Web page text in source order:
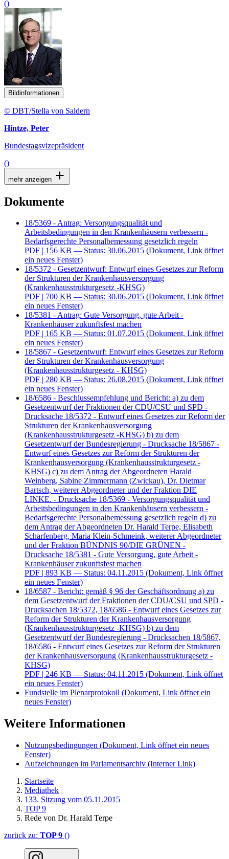
()
Bildinformationen
© DBT/Stella von Saldern
Hintze, Peter
Bundestagsvizepräsident
()
mehr anzeigen
Dokumente
18/5369 - Antrag: Versorgungsqualität und
Arbeitsbedingungen in den Krankenhäusern verbessern -
Bedarfsgerechte Personalbemessung gesetzlich regeln
PDF | 156 KB — Status: 30.06.2015 (Dokument, Link öffnet
ein neues Fenster)
18/5372 - Gesetzentwurf: Entwurf eines Gesetzes zur Reform
der Strukturen der Krankenhausversorgung
(Krankenhausstrukturgesetz -KHSG)
PDF | 700 KB — Status: 30.06.2015 (Dokument, Link öffnet
ein neues Fenster)
18/5381 - Antrag: Gute Versorgung, gute Arbeit -
Krankenhäuser zukunftsfest machen
PDF | 165 KB — Status: 01.07.2015 (Dokument, Link öffnet
ein neues Fenster)
18/5867 - Gesetzentwurf: Entwurf eines Gesetzes zur Reform
der Strukturen der Krankenhausversorgung
(Krankenhausstrukturgesetz - KHSG)
PDF | 280 KB — Status: 26.08.2015 (Dokument, Link öffnet
ein neues Fenster)
18/6586 - Beschlussempfehlung und Bericht: a) zu dem
Gesetzentwurf der Fraktionen der CDU/CSU und SPD -
Drucksache 18/5372 - Entwurf eines Gesetzes zur Reform der
Strukturen der Krankenhausversorgung
(Krankenhausstrukturgesetz -KHSG) b) zu dem
Gesetzentwurf der Bundesregierung - Drucksache 18/5867 -
Entwurf eines Gesetzes zur Reform der Strukturen der
Krankenhausversorgung (Krankenhausstrukturgesetz -
KHSG) c) zu dem Antrag der Abgeordneten Harald
Weinberg, Sabine Zimmermann (Zwickau), Dr. Dietmar
Bartsch, weiterer Abgeordneter und der Fraktion DIE
LINKE. - Drucksache 18/5369 - Versorgungsqualität und
Arbeitsbedingungen in den Krankenhäusern verbessern -
Bedarfsgerechte Personalbemessung gesetzlich regeln d) zu
dem Antrag der Abgeordneten Dr. Harald Terpe, Elisabeth
Scharfenberg, Maria Klein-Schmeink, weiterer Abgeordneter
und der Fraktion BÜNDNIS 90/DIE GRÜNEN -
Drucksache 18/5381 - Gute Versorgung, gute Arbeit -
Krankenhäuser zukunftsfest machen
PDF | 893 KB — Status: 04.11.2015 (Dokument, Link öffnet
ein neues Fenster)
18/6587 - Bericht: gemäß § 96 der Geschäftsordnung a) zu
dem Gesetzentwurf der Fraktionen der CDU/CSU und SPD -
Drucksachen 18/5372, 18/6586 - Entwurf eines Gesetzes zur
Reform der Strukturen der Krankenhausversorgung
(Krankenhausstrukturgesetz -KHSG) b) zu dem
Gesetzentwurf der Bundesregierung - Drucksachen 18/5867,
18/6586 - Entwurf eines Gesetzes zur Reform der Strukturen
der Krankenhausversorgung (Krankenhausstrukturgesetz -
KHSG)
PDF | 246 KB — Status: 04.11.2015 (Dokument, Link öffnet
ein neues Fenster)
Fundstelle im Plenarprotokoll (Dokument, Link öffnet ein
neues Fenster)
Weitere Informationen
Nutzungsbedingungen (Dokument, Link öffnet ein neues
Fenster)
Aufzeichnungen im Parlamentsarchiv (Interner Link)
Startseite
Mediathek
133. Sitzung vom 05.11.2015
TOP 9
Rede von Dr. Harald Terpe
zurück zu: TOP 9 ()